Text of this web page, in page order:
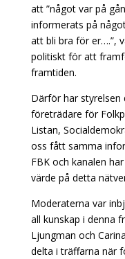
att ”något var på
informerats på
att bli bra för er….”,
politiskt för att
framtiden.
Därför har styrelsen
företrädare för
Listan,
oss fått samma
FBK och kanalen
värde på detta
Moderaterna var
all kunskap i denna
Ljungman och
delta i träffarna när